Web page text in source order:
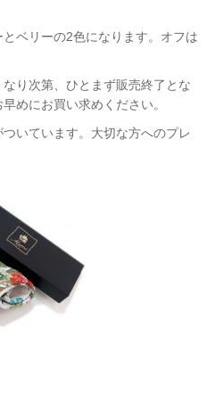
ベリーの2色になります。オフは
り次第、ひとまず販売終了とな
めにお買い求めください。
いています。大切な方へのプレ